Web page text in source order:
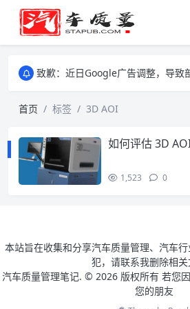
致歉：近日Google广告调整，导致部分广告遮挡页面，严重影响大家访问体验
致歉：近日Google广告调整，导致部分广告遮挡页面，严重影响大家访问体验
首页 标签 3D AOI
如何评估 3D
1,523 0
本站旨在收集和分享汽车质量管理、汽车
犯，请联系我删除相关
汽车质量管理笔记. © 2026 版权所有 若您
您的朋友